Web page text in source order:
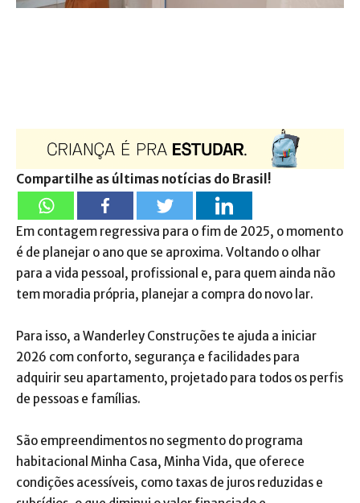
Compartilhe as últimas notícias do Brasil!
Em contagem regressiva para o fim de 2025, o momento
é de planejar o ano que se aproxima. Voltando o olhar
para a vida pessoal, profissional e, para quem ainda não
tem moradia própria, planejar a compra do novo lar.
Para isso, a Wanderley Construções te ajuda a iniciar
2026 com conforto, segurança e facilidades para
adquirir seu apartamento, projetado para todos os perfis
de pessoas e famílias.
São empreendimentos no segmento do programa
habitacional Minha Casa, Minha Vida, que oferece
condições acessíveis, como taxas de juros reduzidas e